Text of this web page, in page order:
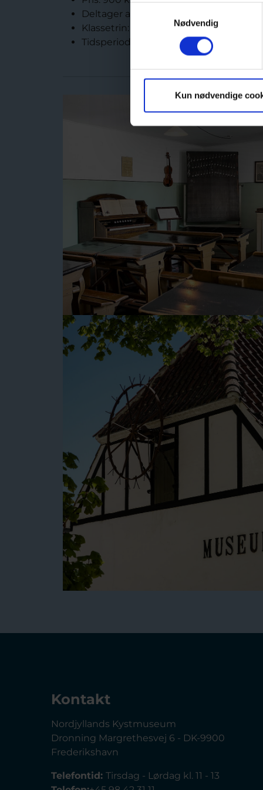
Nødvendig
Kun nødvendige
Deltager antal: max. Ca. 25.
Klassetrin: Mellemtrin og udskoling
Tidsperiode: Kan bestilles hele året
Kontakt
Nordjyllands Kystmuseum
Dronning Margrethesvej 6 - DK-9900
Frederikshavn
Telefontid: Tirsdag - Lørdag kl. 11 - 13